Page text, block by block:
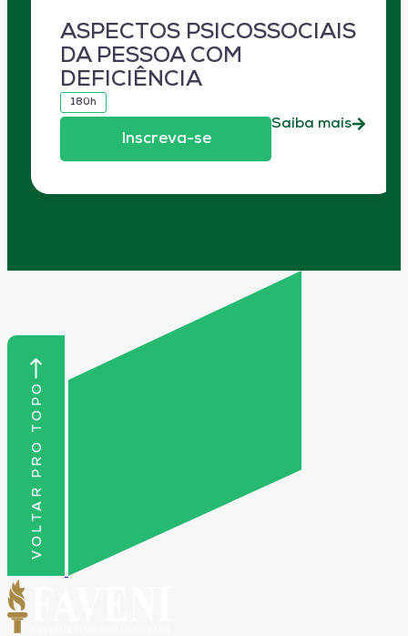
ASPECTOS PSICOSSOCIAIS
DA PESSOA COM
DEFICIÊNCIA
180h
Inscreva-se
Saiba mais
VOLTAR PRO TOPO